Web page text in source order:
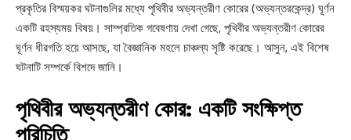
প্রকৃতির বিস্ময়কর ঘটনাগুলির মধ্যে পৃথিবীর অভ্যন্তরীণ কোরের (অভ্যন্তরকেন্দ্র) ঘূর্ণন
একটি রহস্যময় বিষয়। সাম্প্রতিক গবেষণায় দেখা গেছে, পৃথিবীর অভ্যন্তরীণ কোরের
ঘূর্ণন ধীরগতি হয়ে আসছে, যা বৈজ্ঞানিক মহলে চাঞ্চল্য সৃষ্টি করেছে। আসুন, এই বিশেষ
ঘটনাটি সম্পর্কে বিশদে জানি।
পৃথিবীর অভ্যন্তরীণ কোর: একটি সংক্ষিপ্ত